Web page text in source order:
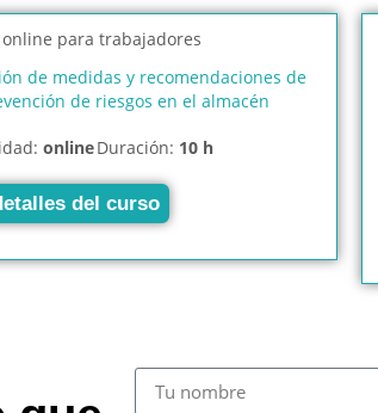
de medidas y recomendaciones de
de riesgos en el almacén
onlineDuración: 10 h
del curso